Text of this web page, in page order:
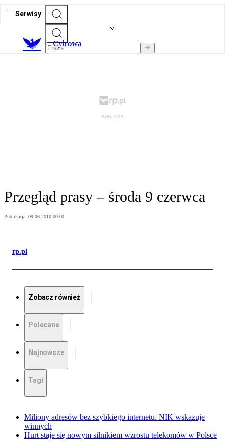
Serwisy
Cyfrowa
Przegląd prasy – środa 9 czerwca
Publikacja: 09.06.2010 00:00
rp.pl
Zobacz również
Polecane
Najnowsze
Tagi
Miliony adresów bez szybkiego internetu. NIK wskazuje
winnych
Hurt staje się nowym silnikiem wzrostu telekomów w Polsce